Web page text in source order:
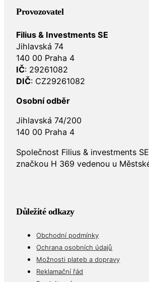
Provozovatel
Filius & Investments SE
Jihlavská 74
140 00 Praha 4
IČ: 29261082
DIČ: CZ29261082
Osobní odběr
Jihlavská 74/200
140 00 Praha 4
Společnost Filius & investments
značkou H 369 vedenou u
Důležité odkazy
Obchodní podmínky
Ochrana osobních údajů
Možnosti plateb a dopravy
Reklamační řád